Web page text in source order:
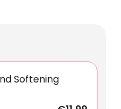
Softening